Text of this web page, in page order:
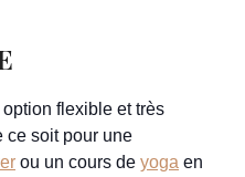
flexible et très
ce soit pour une
ou un cours de yoga en